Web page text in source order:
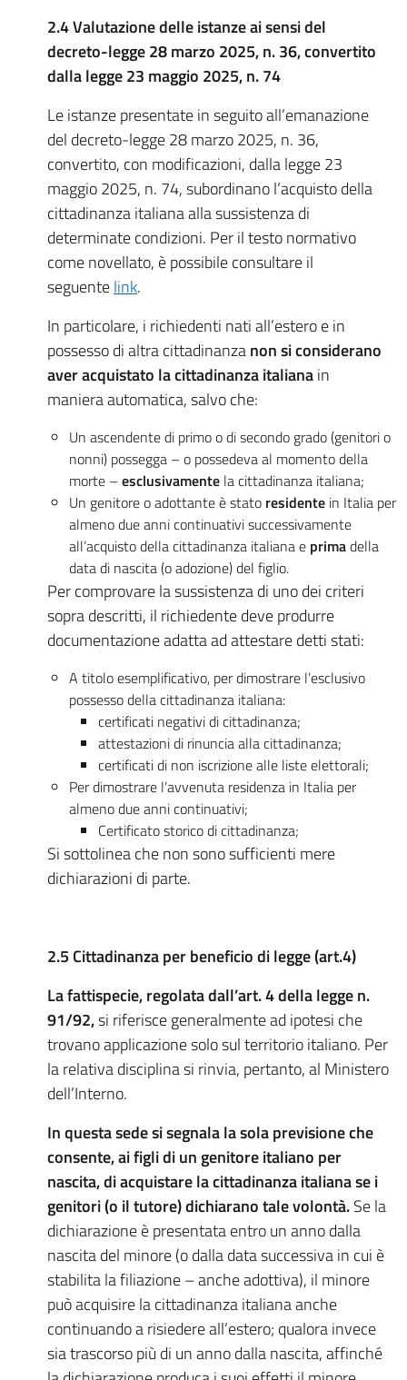
2.4 Valutazione delle istanze ai sensi del
decreto-legge 28 marzo 2025, n. 36, convertito
dalla legge 23 maggio 2025, n. 74
Le istanze presentate in seguito all’emanazione
del decreto-legge 28 marzo 2025, n. 36,
convertito, con modificazioni, dalla legge 23
maggio 2025, n. 74, subordinano l’acquisto della
cittadinanza italiana alla sussistenza di
determinate condizioni. Per il testo normativo
come novellato, è possibile consultare il
seguentelink.
In particolare, i richiedenti nati all’estero e in
possesso di altra cittadinanzanon si considerano
aver acquistato la cittadinanza italianain
maniera automatica, salvo che:
Un ascendente di primo o di secondo grado (genitori o
nonni) possegga – o possedeva al momento della
morte – esclusivamente la cittadinanza italiana;
Un genitore o adottante è stato residente in Italia per
almeno due anni continuativi successivamente
all’acquisto della cittadinanza italiana e primadella
data di nascita (o adozione) del figlio.
Per comprovare la sussistenza di uno dei criteri
sopra descritti, il richiedente deve produrre
documentazione adatta ad attestare detti stati:
A titolo esemplificativo, per dimostrare l’esclusivo
possesso della cittadinanza italiana:
certificati negativi di cittadinanza;
attestazioni di rinuncia alla cittadinanza;
certificati di non iscrizione alle liste elettorali;
Per dimostrare l’avvenuta residenza in Italia per
almeno due anni continuativi;
Certificato storico di cittadinanza;
Si sottolinea che non sono sufficienti mere
dichiarazioni di parte.
2.5 Cittadinanza per beneficio di legge (art.4)
La fattispecie, regolata dall’art. 4 della legge n.
91/92,si riferisce generalmente ad ipotesi che
trovano applicazione solo sul territorio italiano. Per
la relativa disciplina si rinvia, pertanto, al Ministero
dell’Interno.
In questa sede si segnala la sola previsione che
consente, ai figli di un genitore italiano per
nascita, di acquistare la cittadinanza italiana se i
genitori (o il tutore) dichiarano tale volontà.Se la
dichiarazione è presentata entro un anno dalla
nascita del minore (o dalla data successiva in cui è
stabilita la filiazione – anche adottiva), il minore
può acquisire la cittadinanza italiana anche
continuando a risiedere all’estero; qualora invece
sia trascorso più di un anno dalla nascita, affinché